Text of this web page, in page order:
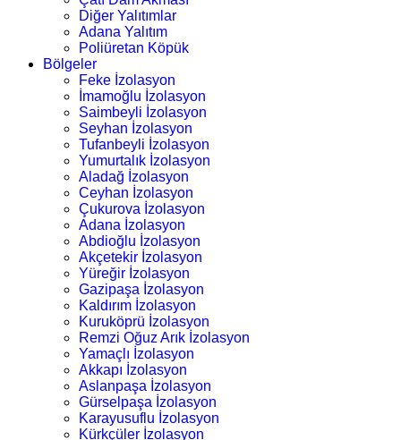
Diğer Yalıtımlar
Adana Yalıtım
Poliüretan Köpük
Bölgeler
Feke İzolasyon
İmamoğlu İzolasyon
Saimbeyli İzolasyon
Seyhan İzolasyon
Tufanbeyli İzolasyon
Yumurtalık İzolasyon
Aladağ İzolasyon
Ceyhan İzolasyon
Çukurova İzolasyon
Adana İzolasyon
Abdioğlu İzolasyon
Akçetekir İzolasyon
Yüreğir İzolasyon
Gazipaşa İzolasyon
Kaldırım İzolasyon
Kuruköprü İzolasyon
Remzi Oğuz Arık İzolasyon
Yamaçlı İzolasyon
Akkapı İzolasyon
Aslanpaşa İzolasyon
Gürselpaşa İzolasyon
Karayusuflu İzolasyon
Kürkçüler İzolasyon